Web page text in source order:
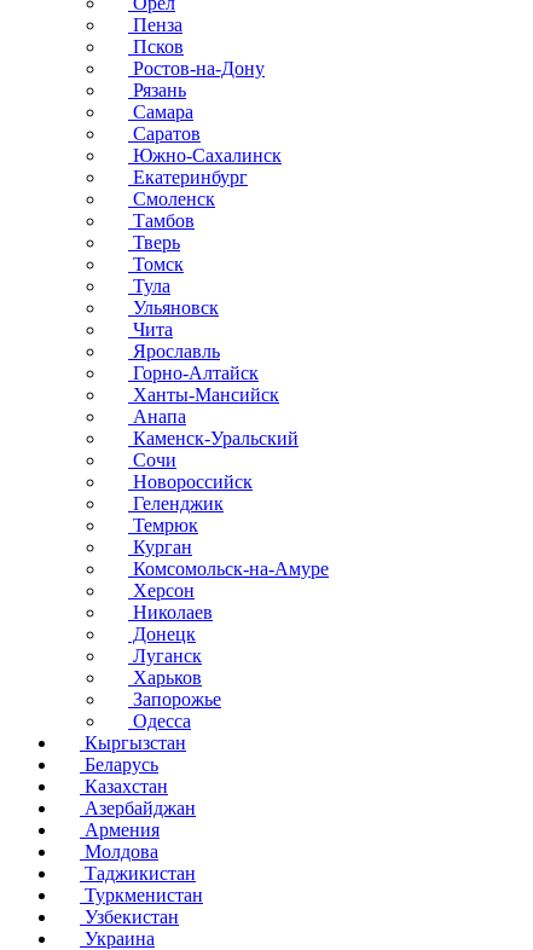
Пенза
Псков
Ростов-на-Дону
Рязань
Самара
Саратов
Южно-Сахалинск
Екатеринбург
Смоленск
Тамбов
Тверь
Томск
Тула
Ульяновск
Чита
Ярославль
Горно-Алтайск
Ханты-Мансийск
Анапа
Каменск-Уральский
Сочи
Новороссийск
Геленджик
Темрюк
Курган
Комсомольск-на-Амуре
Херсон
Николаев
Донецк
Луганск
Харьков
Запорожье
Одесса
Кыргызстан
Беларусь
Казахстан
Азербайджан
Армения
Молдова
Таджикистан
Туркменистан
Узбекистан
Украина